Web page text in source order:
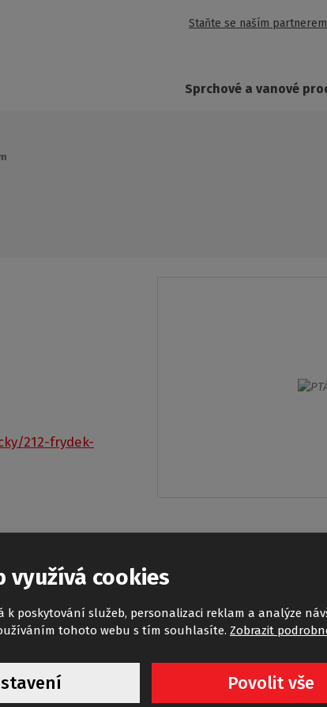
Staňte se naším partnerem
Sprchové a vanové
212-frydek-
využívá cookies
k poskytování služeb, personalizaci reklam a analýze
tohoto webu s tím souhlasíte. Zobrazit
Povolit vše